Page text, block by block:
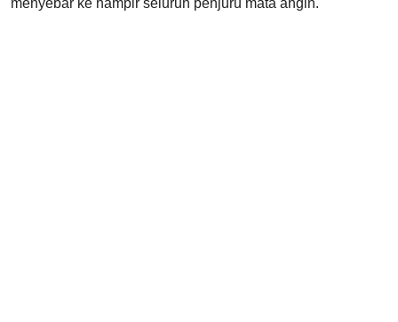
menyebar ke hampir seluruh penjuru mata angin.